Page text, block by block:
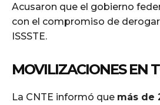
Acusaron que el gobierno
con el compromiso de
ISSSTE.
MOVILIZACIONES EN
La CNTE informó que más de